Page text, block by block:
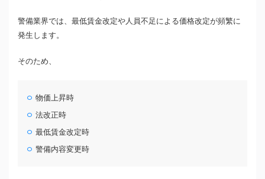
警備業界では、最低賃金改定や人員不足による価格改定が頻繁に
発生します。
そのため、
物価上昇時
法改正時
最低賃金改定時
警備内容変更時